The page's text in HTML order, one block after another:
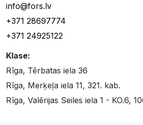
info@fors.lv
+371 28697774
+371 24925122
Klase:
Rīga, Tērbatas iela 36
Rīga, Merķeļa iela 11, 321. kab.
Rīga, Valērijas Seiles iela 1 - KO.6,